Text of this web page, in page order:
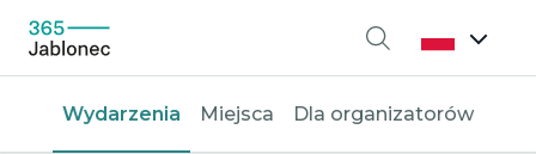
Wyszukiwanie
Wydarzenia Miejsca Dla organizatorów